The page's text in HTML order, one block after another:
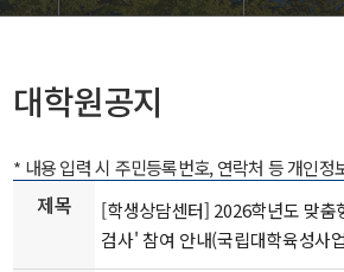
대학정
정보
정보서
온라인
청렴
갑질신
유실물
대학공
학사
장학
대학
취업
대학
채용
공모/외
등록금심
코로나바이러
재정
대학원공지
* 내용 입력 시 주민등록번호, 연락처 등 개인
제목
[학생상담센터] 2026학년도 맞
검사' 참여 안내(국립대학육성사